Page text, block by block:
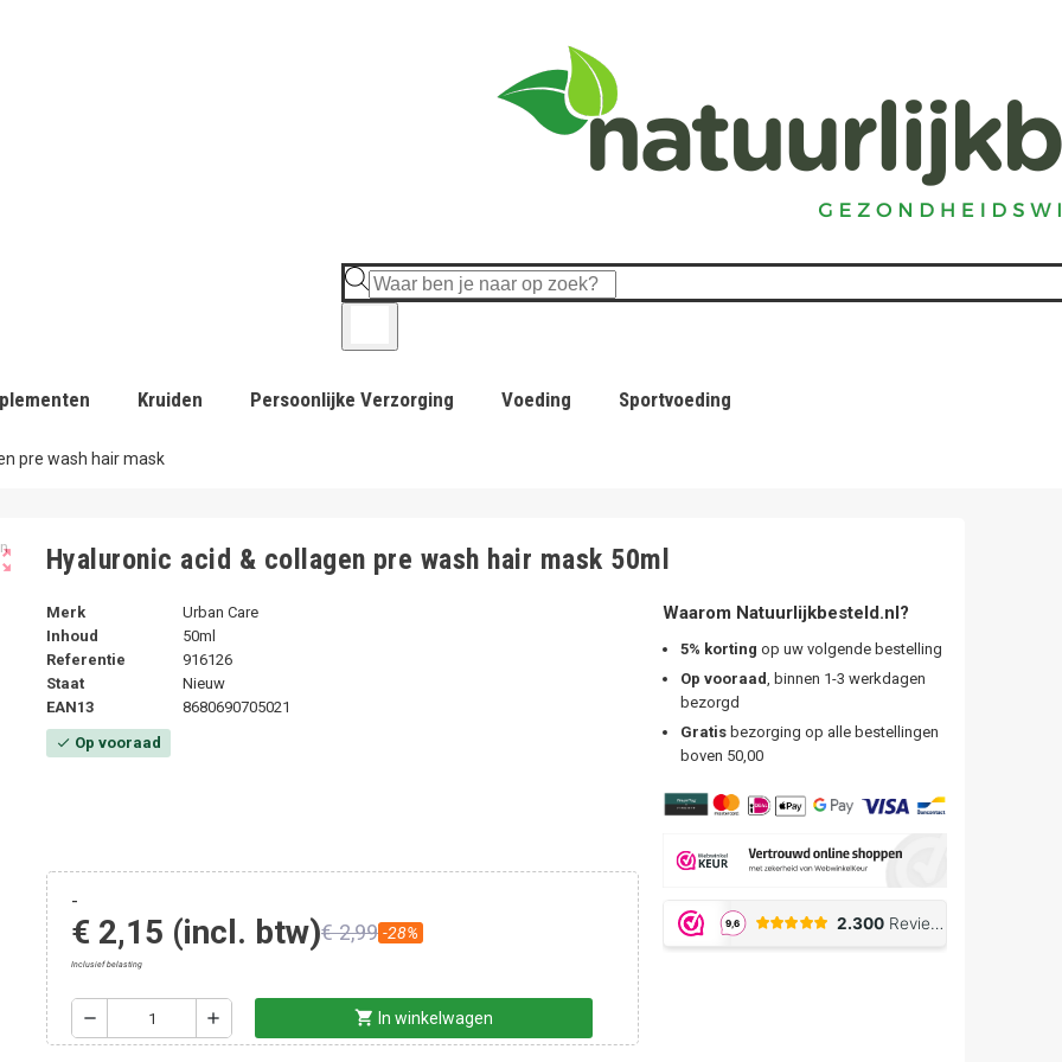
Kruiden Persoonlijke Verzorging Voeding Sportvoeding
pre wash hair mask
Hyaluronic acid & collagen pre wash hair mask 50ml
Merk
Urban Care
Inhoud
50ml
Referentie
916126
Staat
Nieuw
EAN13
8680690705021
check Op vooraad
-
€ 2,15 (incl. btw)€ 2,99 -28%
Inclusief belasting
remove add shopping_cart In winkelwagen
Waarom Natuurlijkbesteld.nl?
5% korting op uw volgende bestelling
Op vooraad, binnen 1-3 werkdagen
bezorgd
Gratisbezorging op alle bestellingen
boven 50,00